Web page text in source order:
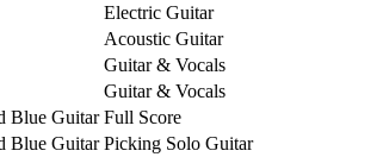
Electric Guitar
Acoustic Guitar
Guitar & Vocals
Guitar & Vocals
Blue Guitar Full Score
Blue Guitar Picking Solo Guitar